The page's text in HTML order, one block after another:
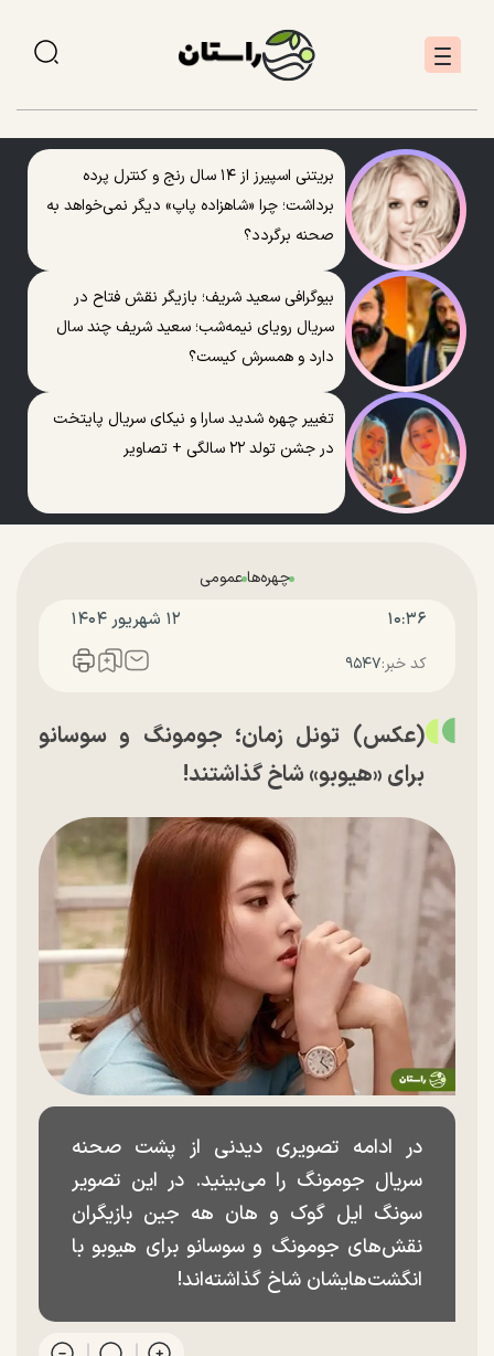
بریتنی اسپیرز از ۱۴ سال رنج و کنترل پرده
برداشت؛ چرا «شاهزاده پاپ» دیگر نمی‌خواهد به
صحنه برگردد؟
بیوگرافی سعید شریف؛ بازیگر نقش فتاح در
سریال رویای نیمه‌شب؛ سعید شریف چند سال
دارد و همسرش کیست؟
تغییر چهره شدید سارا و نیکای سریال پایتخت
در جشن تولد ۲۲ سالگی + تصاویر
چهره‌هاعمومی
۱۰:۳۶ ۱۲ شهريور ۱۴۰۴
کد خبر:۹۵۴۷
(عکس) تونل زمان؛ جومونگ و سوسانو
برای «هیوبو» شاخ گذاشتند!
در ادامه تصویری دیدنی از پشت صحنه
سریال جومونگ را می‌بینید. در این تصویر
سونگ ایل گوک و هان هه جین بازیگران
نقش‌های جومونگ و سوسانو برای هیوبو با
انگشت‌هایشان شاخ گذاشته‌اند!